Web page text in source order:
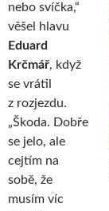
nebo svíčka,“
věšel hlavu
Eduard
Krčmář, když
se vrátil
z rozjezdu.
„Škoda. Dobře
se jelo, ale
cejtím na
sobě, že
musím víc